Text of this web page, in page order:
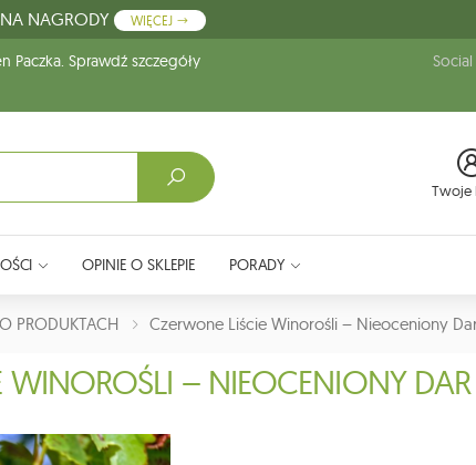
NAGRODY WIĘCEJ
Paczka. Sprawdź szczegóły
Twoje
OPINIE O SKLEPIE PORADY
O PRODUKTACH Czerwone Liście Winorośli – Nieoceniony
WINOROŚLI – NIEOCENIONY